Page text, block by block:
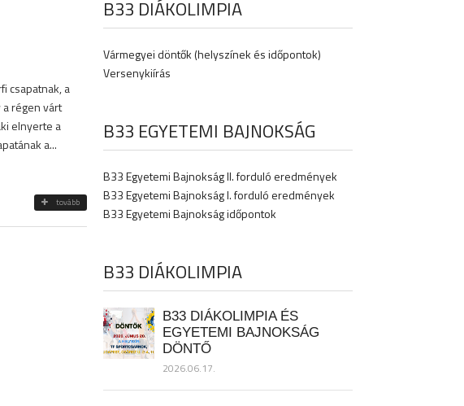
csapatnak, a
régen várt
elnyerte a
a...
tovább
B33 DIÁKOLIMPIA
Vármegyei döntők (helyszínek és időpontok)
Versenykiírás
B33 EGYETEMI BAJNOKSÁG
B33 Egyetemi Bajnokság II. forduló eredmények
B33 Egyetemi Bajnokság I. forduló eredmények
B33 Egyetemi Bajnokság időpontok
B33 DIÁKOLIMPIA
B33 DIÁKOLIMPIA ÉS
EGYETEMI BAJNOKSÁG
DÖNTŐ
2026.06.17.